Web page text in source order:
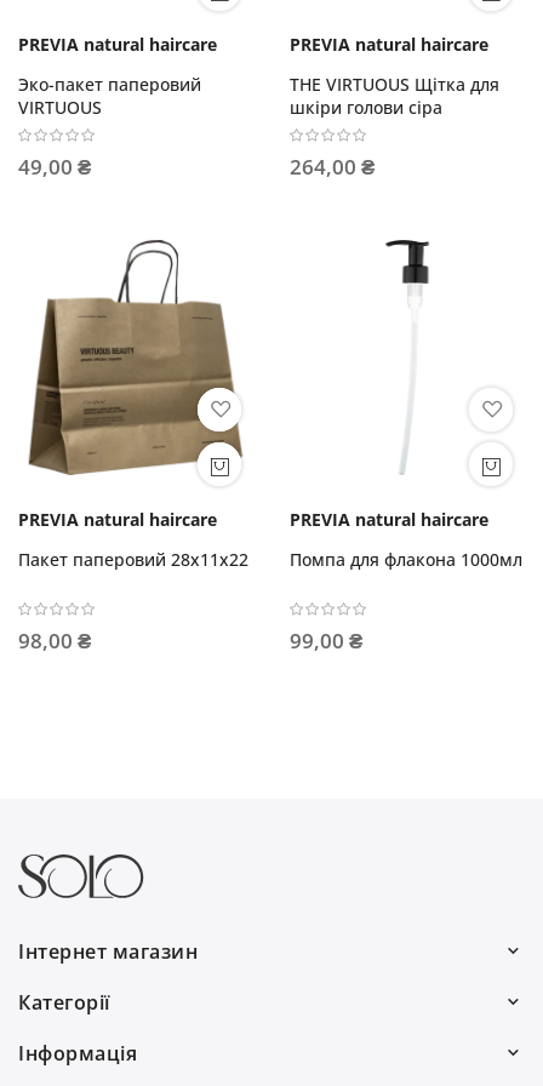
PREVIA natural haircare
Эко-пакет паперовий
VIRTUOUS
49,00 ₴
PREVIA natural haircare
THE VIRTUOUS Щітка для
шкіри голови сіра
264,00 ₴
PREVIA natural haircare
Пакет паперовий 28x11x22
98,00 ₴
PREVIA natural haircare
Помпа для флакона 1000мл
99,00 ₴
Інтернет магазин
Пн–Пт: 10:00–19:00
Сб: 10:00–16:00
Категорії
Інформація